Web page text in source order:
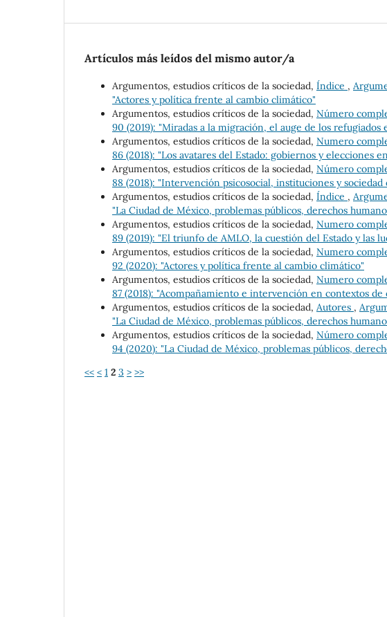
Artículos más leídos del mismo autor/a
Argumentos, estudios críticos de la sociedad, Índice ,
"Actores y política frente al cambio climático"
Argumentos, estudios críticos de la sociedad, Número
90 (2019): "Miradas a la migración, el auge de los refugiados
Argumentos, estudios críticos de la sociedad, Numero
86 (2018): "Los avatares del Estado: gobiernos y elecciones
Argumentos, estudios críticos de la sociedad, Número
88 (2018): "Intervención psicosocial, instituciones y sociedad
Argumentos, estudios críticos de la sociedad, Índice ,
"La Ciudad de México, problemas públicos, derechos
Argumentos, estudios críticos de la sociedad, Numero
89 (2019): "El triunfo de AMLO, la cuestión del Estado y las
Argumentos, estudios críticos de la sociedad, Numero
92 (2020): "Actores y política frente al cambio climático"
Argumentos, estudios críticos de la sociedad, Numero
87 (2018): "Acompañamiento e intervención en contextos
Argumentos, estudios críticos de la sociedad, Autores ,
"La Ciudad de México, problemas públicos, derechos
Argumentos, estudios críticos de la sociedad, Número
94 (2020): "La Ciudad de México, problemas públicos,
<< < 1 2 3 > >>